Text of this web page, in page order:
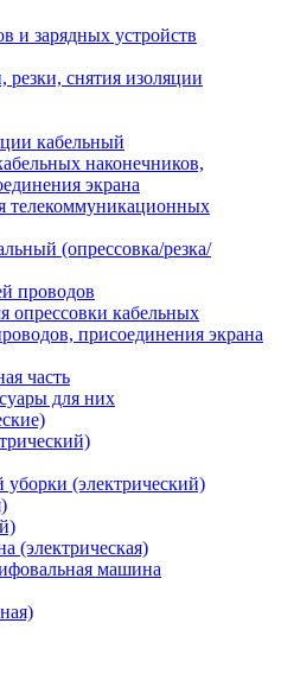
и зарядных устройств
снятия изоляции
кабельный
наконечников,
экрана
телекоммуникационных
(опрессовка/резка/
проводов
опрессовки кабельных
присоединения экрана
часть
для них
(электрический)
(электрическая)
машина